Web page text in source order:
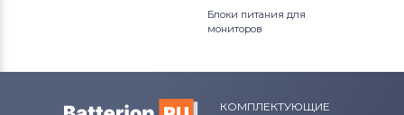
Блоки питания для мониторов
Horizon
Блоки питания для
мониторов
КОМПЛЕКТУЮЩИЕ